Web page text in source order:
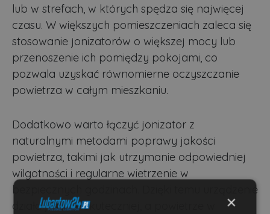
lub w strefach, w których spędza się najwięcej
czasu. W większych pomieszczeniach zaleca się
stosowanie jonizatorów o większej mocy lub
przenoszenie ich pomiędzy pokojami, co
pozwala uzyskać równomierne oczyszczanie
powietrza w całym mieszkaniu.
Dodatkowo warto łączyć jonizator z
naturalnymi metodami poprawy jakości
powietrza, takimi jak utrzymanie odpowiedniej
wilgotności i regularne wietrzenie w
bezpiecznych godzinach. Dzięki temu urządzenie
działa jeszcze skuteczniej, a powietrze w
×